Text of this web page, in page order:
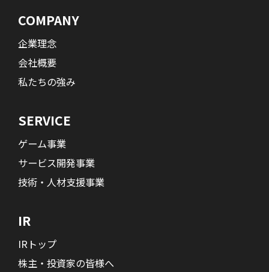
COMPANY
企業理念
会社概要
私たちの強み
SERVICE
ゲーム事業
サービス開発事業
技術・人材支援事業
IR
IRトップ
株主・投資家の皆様へ